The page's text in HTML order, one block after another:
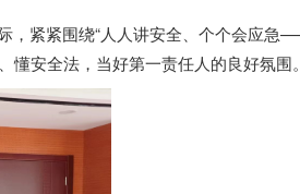
紧紧围绕“人人讲安全、个个会应急
安全法，当好第一责任人的良好氛围。